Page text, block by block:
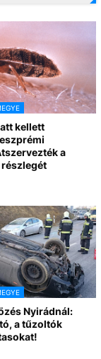
kellett
a
Nyirádnál:
a tűzoltók